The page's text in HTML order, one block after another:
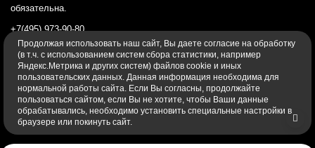
обязательна.
+7(495) 973-90-80
Политика конфиденциальности
Продолжая использовать наш cайт, Вы даете согласие на обработку
(в т.ч. с использованием систем сбора статистики, например
Яндекс.Метрика и других систем) файлов cookie и иных
пользовательских данных. Данная информация необходима для
нормальной работы сайта. Если Вы согласны, продолжайте
пользоваться сайтом, если Вы не хотите, чтобы Ваши данные
обрабатывались, необходимо установить специальные настройки в
браузере или покинуть сайт.